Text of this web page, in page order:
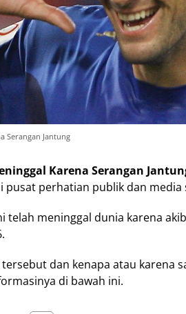
Serangan Jantung
Karena Serangan
pusat perhatian publik dan media
telah meninggal dunia karena
dan kenapa atau karena
di bawah ini.